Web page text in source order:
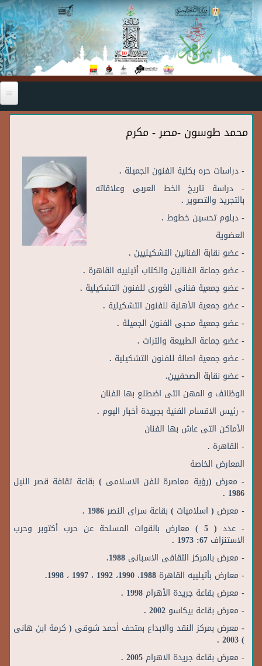
Skip to main content
محمد طوسون -مصر - مكرم
- دراسات حره بكلية الفنون الجميلة .
- دراسة تاريخ الخط العربى وعلاقاته
بالتجريد والتصوير .
- دبلوم تحسين خطوط .
العضوية
- عضو نقابة الفنانين التشكيليين .
- عضو جماعة الفنانين والكتاب أتيلييه القاهرة .
- عضو جمعية فنانى الغورى للفنون التشكيلية .
- عضو جمعية الأهلية للفنون التشكيلية .
- عضو جمعية محبى الفنون الجميلة .
- عضو جماعة الطبيعة والتراث .
- عضو جمعية اصالة للفنون التشكيلية .
- عضو نقابة الصحفيين.
الوظائف و المهن التى اضطلع بها الفنان
- رئيس الاقسام الفنية بجريدة أخبار اليوم .
الأماكن التى عاش بها الفنان
- القاهرة .
المعارض الخاصة
- معرض (رؤية معاصرة للفن الاسلامى ) بقاعة ثقافة قصر النيل
1986 .
- معرض ( اسلاميات ) بقاعة سراى النصر 1986 .
- عدد ( 5 ) معارض بالقوات المسلحة عن حرب أكتوبر وحرب
الاستنزاف 67: 1973 .
- معرض بالمركز الثقافى الاسبانى 1988.
- معارض بأتيلييه القاهرة 1988، 1990، 1992 ، 1997 ، 1998.
- معرض بقاعة جريدة الأهرام 1998 .
- معرض بقاعة بيكاسو 2002 .
- معرض بمركز النقد والابداع بمتحف أحمد شوقى ( كرمة ابن هانى
) 2003 .
- معرض بقاعة جريدة الاهرام 2005 .